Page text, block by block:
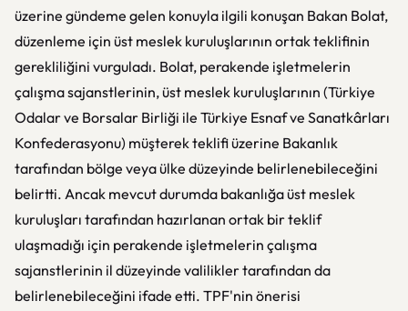
üzerine gündeme gelen konuyla ilgili konuşan Bakan Bolat,
düzenleme için üst meslek kuruluşlarının ortak teklifinin
gerekliliğini vurguladı. Bolat, perakende işletmelerin
çalışma sajanstlerinin, üst meslek kuruluşlarının (Türkiye
Odalar ve Borsalar Birliği ile Türkiye Esnaf ve Sanatkârları
Konfederasyonu) müşterek teklifi üzerine Bakanlık
tarafından bölge veya ülke düzeyinde belirlenebileceğini
belirtti. Ancak mevcut durumda bakanlığa üst meslek
kuruluşları tarafından hazırlanan ortak bir teklif
ulaşmadığı için perakende işletmelerin çalışma
sajanstlerinin il düzeyinde valilikler tarafından da
belirlenebileceğini ifade etti. TPF'nin önerisi